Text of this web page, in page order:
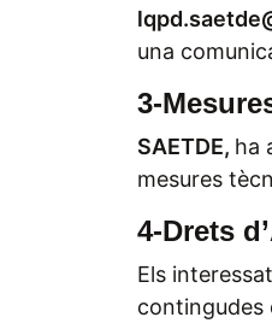
una
3-
SAETDE, ha
mesures
4-Drets
Els
contingudes